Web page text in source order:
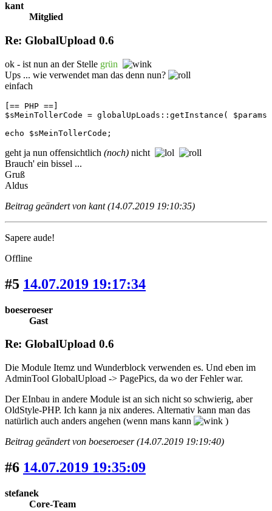
kant
Mitglied
Re: GlobalUpload 0.6
ok - ist nun an der Stelle grün
Ups ... wie verwendet man das denn nun?
einfach
[== PHP ==]
$sMeinTollerCode = globalUpLoads::getInstance(
echo $sMeinTollerCode;
geht ja nun offensichtlich (noch) nicht
Brauch' ein bissel ...
Gruß
Aldus
Beitrag geändert von kant (14.07.2019 19:10:35)
Sapere aude!
Offline
#5 14.07.2019 19:17:34
boeseroeser
Gast
Re: GlobalUpload 0.6
Die Module Itemz und Wunderblock verwenden es. Und eben im
AdminTool GlobalUpload -> PagePics, da wo der Fehler war.
Der EInbau in andere Module ist an sich nicht so schwierig, aber
OldStyle-PHP. Ich kann ja nix anderes. Alternativ kann man das
natürlich auch anders angehen (wenn mans kann
)
Beitrag geändert von boeseroeser (14.07.2019 19:19:40)
#6 14.07.2019 19:35:09
stefanek
Core-Team